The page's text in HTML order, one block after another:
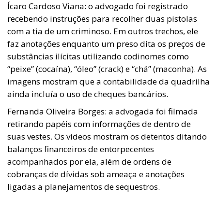
Ícaro Cardoso Viana: o advogado foi registrado
recebendo instruções para recolher duas pistolas
com a tia de um criminoso. Em outros trechos, ele
faz anotações enquanto um preso dita os preços de
substâncias ilícitas utilizando codinomes como
“peixe” (cocaína), “óleo” (crack) e “chá” (maconha). As
imagens mostram que a contabilidade da quadrilha
ainda incluía o uso de cheques bancários.
Fernanda Oliveira Borges: a advogada foi filmada
retirando papéis com informações de dentro de
suas vestes. Os vídeos mostram os detentos ditando
balanços financeiros de entorpecentes
acompanhados por ela, além de ordens de
cobranças de dívidas sob ameaça e anotações
ligadas a planejamentos de sequestros.